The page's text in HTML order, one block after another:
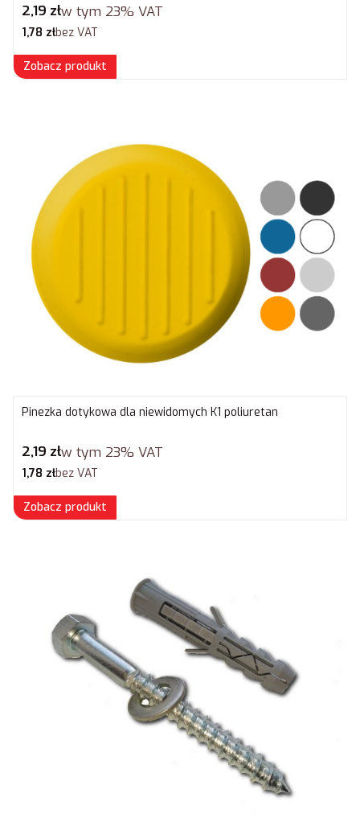
Cena brutto
2,19 złw tym 23% VAT
Cena netto
1,78 złbez VAT
Zobacz produkt
Pinezka dotykowa dla niewidomych K1 poliuretan
Cena brutto
2,19 złw tym 23% VAT
Cena netto
1,78 złbez VAT
Zobacz produkt